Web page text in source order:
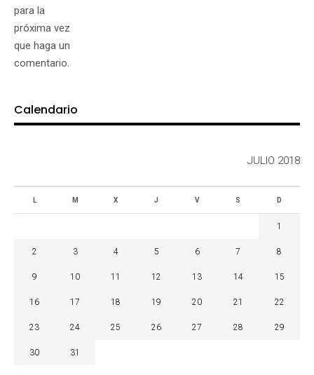
para la
próxima vez
que haga un
comentario.
Calendario
JULIO 2018
L M X J V S D
1
2 3 4 5 6 7 8
9 10 11 12 13 14 15
16 17 18 19 20 21 22
23 24 25 26 27 28 29
30 31